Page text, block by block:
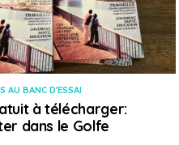
AU BANC D'ESSAI
à télécharger:
dans le Golfe